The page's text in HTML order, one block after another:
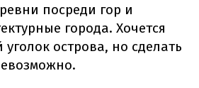
посреди гор и
города. Хочется
острова, но сделать